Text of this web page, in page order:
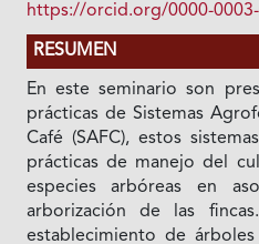
https://orcid.org/0000-
RESUMEN
En este seminario son
prácticas de Sistemas
Café (SAFC), estos
prácticas de manejo del
especies arbóreas en
arborización de las
establecimiento de